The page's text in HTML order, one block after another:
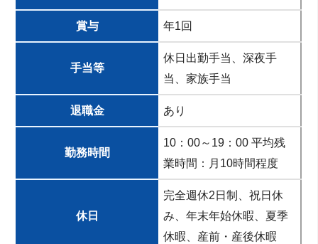
賞与 年1回
手当等
休日出勤手当、深夜手
当、家族手当
退職金 あり
勤務時間
10：00～19：00 平均残
業時間：月10時間程度
休日
完全週休2日制、祝日休
み、年末年始休暇、夏季
休暇、産前・産後休暇